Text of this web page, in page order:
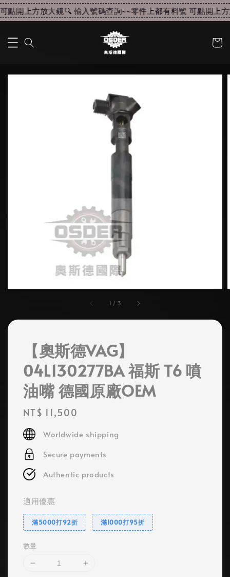
點開上方放大鏡🔍 輸入號碼查詢~~零件上都有料號 可點開上方
1 / 3
【奧斯德VAG】
04L130277BA 福斯 T6 噴
油嘴 德國原廠OEM
Regular
price
NT$ 11,500
Worldwide shipping
Secure payments
Authentic products
適用優惠
滿5000打92折 滿1000打95折
數量